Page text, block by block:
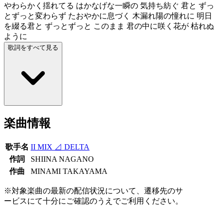
やわらかく揺れてる はかなげな一瞬の 気持ち紡ぐ 君と ずっ
とずっと変わらず たおやかに息づく 木漏れ陽の憧れに 明日
を綴る君と ずっとずっと このまま 君の中に咲く花が 枯れぬ
ように
歌詞をすべて見る
楽曲情報
歌手名 II MIX ⊿ DELTA
作詞
SHIINA NAGANO
作曲
MINAMI TAKAYAMA
※対象楽曲の最新の配信状況について、遷移先のサ
ービスにて十分にご確認のうえでご利用ください。